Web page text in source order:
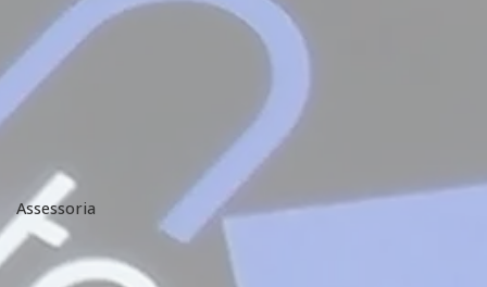
Assessoria